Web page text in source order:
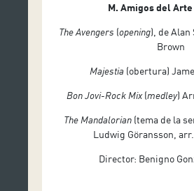
M. Amigos del
The Avengers (opening), de Alan
Brown
Majestia(obertura)
Bon Jovi-Rock Mix(medley)
The Mandalorian(tema de la
Ludwig Göransson,
Director: Benigno